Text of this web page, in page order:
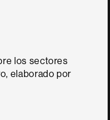
los sectores
elaborado por